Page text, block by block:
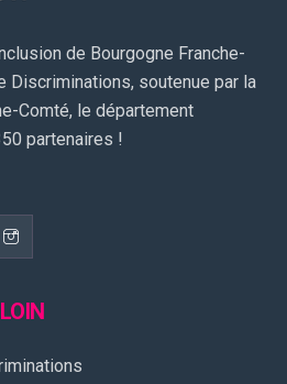
de Bourgogne Franche-
Discriminations, soutenue par la
Comté, le département
partenaires !